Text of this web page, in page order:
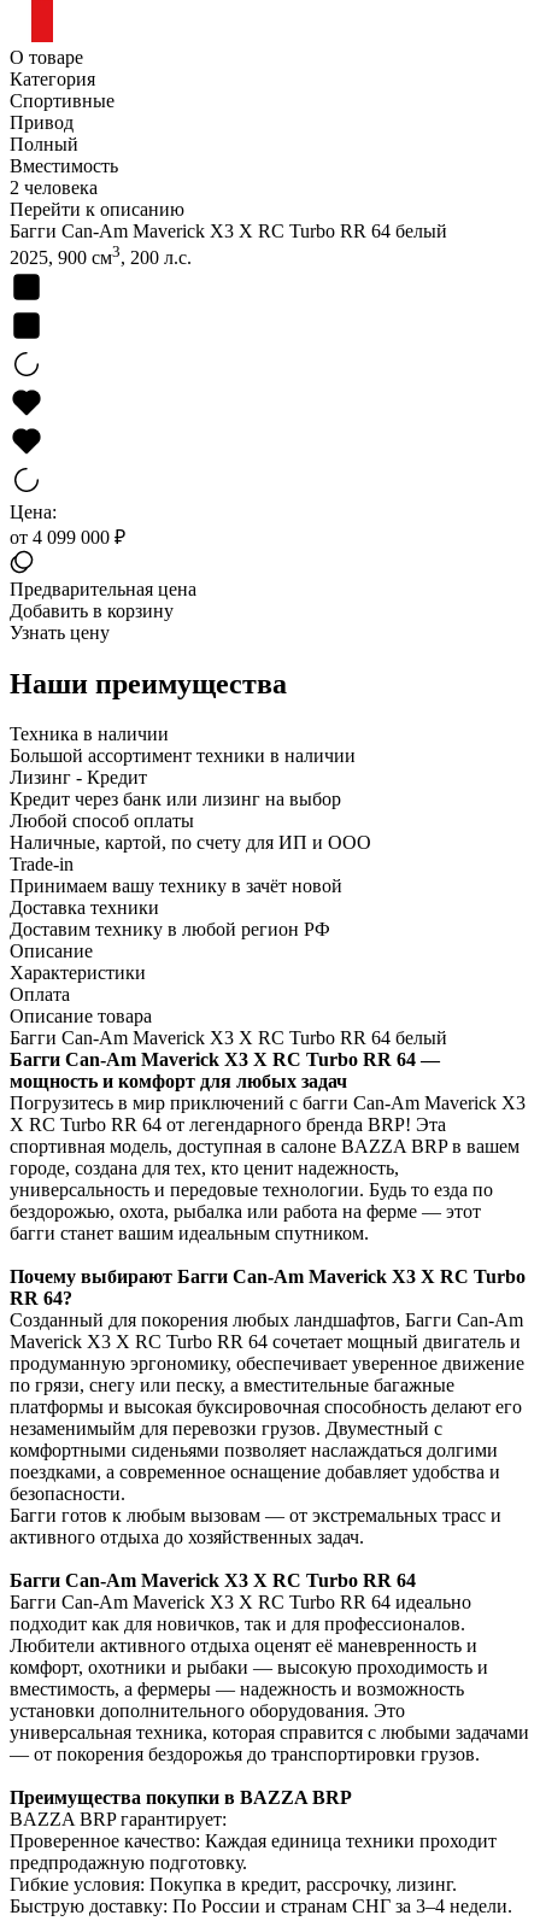
О товаре
Категория
Спортивные
Привод
Полный
Вместимость
2 человека
Перейти к описанию
Багги Can-Am Maverick X3 X RC Turbo RR 64 белый
2025, 900 см3, 200 л.с.
Цена:
от 4 099 000 ₽
Предварительная цена
Добавить в корзину
Узнать цену
Наши преимущества
Техника в наличии
Большой ассортимент техники в наличии
Лизинг - Кредит
Кредит через банк или лизинг на выбор
Любой способ оплаты
Наличные, картой, по счету для ИП и ООО
Trade-in
Принимаем вашу технику в зачёт новой
Доставка техники
Доставим технику в любой регион РФ
Описание
Характеристики
Оплата
Описание товара
Багги Can-Am Maverick X3 X RC Turbo RR 64 белый
Багги Can-Am Maverick X3 X RC Turbo RR 64 —
мощность и комфорт для любых задач
Погрузитесь в мир приключений с багги Can-Am Maverick X3
X RC Turbo RR 64 от легендарного бренда BRP! Эта
спортивная модель, доступная в салоне BAZZA BRP в вашем
городе, создана для тех, кто ценит надежность,
универсальность и передовые технологии. Будь то езда по
бездорожью, охота, рыбалка или работа на ферме — этот
багги станет вашим идеальным спутником.
Почему выбирают Багги Can-Am Maverick X3 X RC Turbo
RR 64?
Созданный для покорения любых ландшафтов, Багги Can-Am
Maverick X3 X RC Turbo RR 64 сочетает мощный двигатель и
продуманную эргономику, обеспечивает уверенное движение
по грязи, снегу или песку, а вместительные багажные
платформы и высокая буксировочная способность делают его
незаменимыйм для перевозки грузов. Двуместный с
комфортными сиденьями позволяет наслаждаться долгими
поездками, а современное оснащение добавляет удобства и
безопасности.
Багги готов к любым вызовам — от экстремальных трасс и
активного отдыха до хозяйственных задач.
Багги Can-Am Maverick X3 X RC Turbo RR 64
Багги Can-Am Maverick X3 X RC Turbo RR 64 идеально
подходит как для новичков, так и для профессионалов.
Любители активного отдыха оценят её маневренность и
комфорт, охотники и рыбаки — высокую проходимость и
вместимость, а фермеры — надежность и возможность
установки дополнительного оборудования. Это
универсальная техника, которая справится с любыми задачами
— от покорения бездорожья до транспортировки грузов.
Преимущества покупки в BAZZA BRP
BAZZA BRP гарантирует:
Проверенное качество: Каждая единица техники проходит
предпродажную подготовку.
Гибкие условия: Покупка в кредит, рассрочку, лизинг.
Быструю доставку: По России и странам СНГ за 3–4 недели.